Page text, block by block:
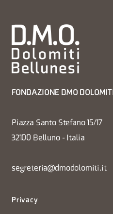
FONDAZIONE DMO
Piazza Santo Stefano 15/17
32100 Belluno - Italia
segreteria@dmodolomiti.it
Privacy